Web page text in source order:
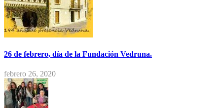
26 de febrero, día de la Fundación Vedruna.
febrero 26, 2020